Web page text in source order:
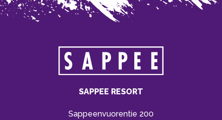
SAPPEE RESORT
Sappeenvuorentie 200